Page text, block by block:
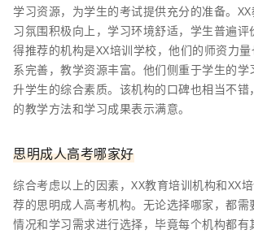
学习资源，为学生的考试提供充分的准备。
习氛围积极向上，学习环境舒适，学生普遍评
得推荐的机构是XX培训学校，他们的师资力
系完善，教学资源丰富。他们侧重于学生的学
升学生的综合素质。该机构的口碑也相当不错
的教学方法和学习成果表示满意。
思明成人高考哪家好
综合考虑以上的因素，XX教育培训机构和XX
荐的思明成人高考机构。无论选择哪家，都需
情况和学习需求进行选择，毕竟每个机构都有